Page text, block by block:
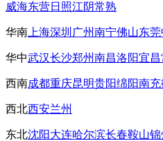
威海东营日照江阴常熟
华南 上海深圳 广州南宁佛山东莞
华中武汉长沙郑州南昌洛阳宜昌
西南成都重庆昆明贵阳绵阳南充
西北西安兰州
东北沈阳大连哈尔滨长春鞍山锦